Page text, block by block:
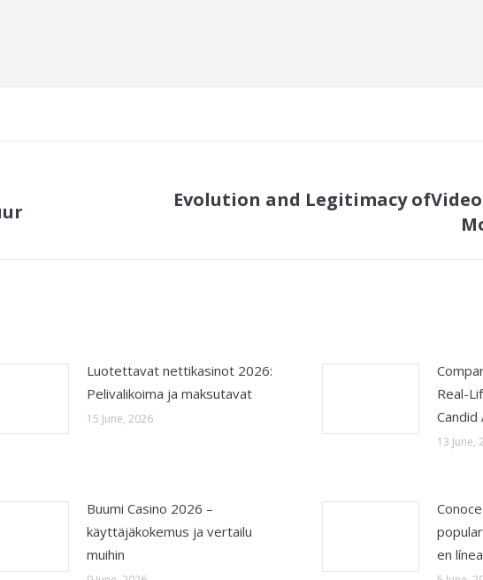
NextEvolution and Legitimacy
Luotettavat nettikasinot 2026:
Pelivalikoima ja maksutavat
15 June, 2026
Real-
13 June,
Buumi Casino 2026 –
käyttäjäkokemus ja vertailu
muihin
en línea